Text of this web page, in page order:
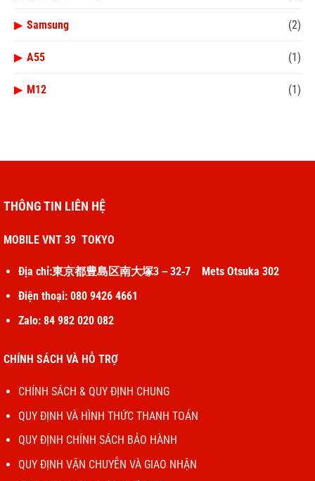
▶ Samsung (2)
▶ A55 (1)
▶ M12 (1)
THÔNG TIN LIÊN HỆ
MOBILE VNT 39 TOKYO
Địa chỉ:東京都豊島区南大塚3－32‐7 Mets Otsuka 302
Điện thoại: 080 9426 4661
Zalo: 84 982 020 082
CHÍNH SÁCH VÀ HỖ TRỢ
CHÍNH SÁCH & QUY ĐỊNH CHUNG
QUY ĐỊNH VÀ HÌNH THỨC THANH TOÁN
QUY ĐỊNH CHÍNH SÁCH BẢO HÀNH
QUY ĐỊNH VẬN CHUYỄN VÀ GIAO NHẬN